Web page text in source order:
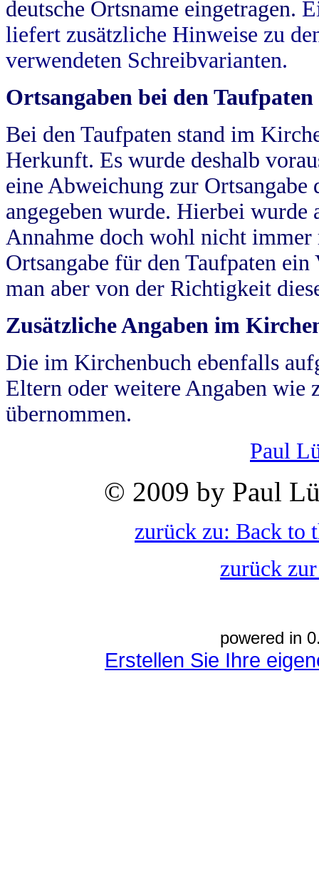
deutsche Ortsname eingetragen.
liefert zusätzliche Hinweise zu
verwendeten Schreibvarianten.
Ortsangaben bei den Taufpaten
Bei den Taufpaten stand im
Herkunft. Es wurde deshalb
eine Abweichung zur
angegeben wurde. Hierbei wurde
Annahme doch wohl nicht
Ortsangabe für den Taufpaten
man aber von der Richtigkeit
Zusätzliche Angaben im
Die im Kirchenbuch ebenfalls
Eltern oder weitere Angaben wie
übernommen.
Paul
© 2009 by Paul
zurück zu: Back to
zurück
powered in
Erstellen Sie Ihre